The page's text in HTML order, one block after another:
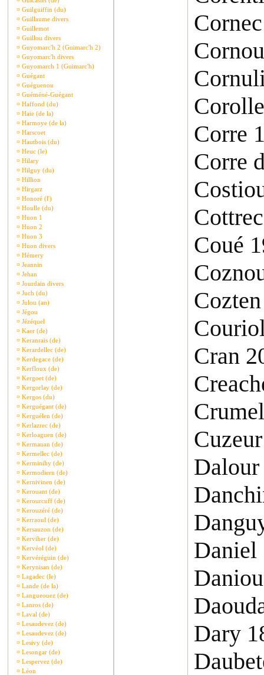
¤ Guilguiffin (du)
¤ Guillaume divers
¤ Guillemot
¤ Guillou divers
¤ Guyomarc'h 2 (Guimarc'h 2)
¤ Guyomarc'h divers
¤ Guyomarch 1 (Guimarc'h)
¤ Guégant
¤ Guéguenou
¤ Guéméné-Guégant
¤ Haffond (du)
¤ Haie (de la)
¤ Harmoye (de la)
¤ Harscoet
¤ Hautbois (du)
¤ Heuc (le)
¤ Hilary
¤ Hilguy (du)
¤ Hillion
¤ Hirgarz
¤ Honoré (l')
¤ Houlle (du)
¤ Huon 1
¤ Huon 2
¤ Huon 3
¤ Huon divers
¤ Hémery
¤ Jeannin
¤ Jehan
¤ Jourdain divers
¤ Juch (du)
¤ Julou (an)
¤ Jégou
¤ Jézéquel
¤ Kaer (de)
¤ Keranrais (de)
¤ Kerardellec (de)
¤ Kerdegace (de)
¤ Kerfloux (de)
¤ Kergoet (de)
¤ Kergorlay (de)
¤ Kergos (du)
¤ Kerguégant (de)
¤ Kerguélen (de)
¤ Kerlazrec (de)
¤ Kerloaguen (de)
¤ Kermauan (de)
¤ Kermellec (de)
¤ Kerminihy (de)
¤ Kermodiern (de)
¤ Kernivinen (de)
¤ Kerouant (de)
¤ Kerourcuff (de)
¤ Kerouzéré (de)
¤ Kerraoul (de)
¤ Kersauzon (de)
¤ Kerviher (de)
¤ Kervéol (de)
¤ Kervéréguin (de)
¤ Kerynisan (de)
¤ Lagadec (le)
¤ Lande (de la)
¤ Langueouez (de)
¤ Lanros (de)
¤ Laval (de)
¤ Lesaudevez (de)
¤ Lesaudevez (de)
¤ Lesivy (de)
¤ Lesongar (de)
¤ Lespervez (de)
¤ Léon
Corre
Corre
Coué
Cran
Daniel
Dary